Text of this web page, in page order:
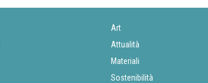
Art
Attualità
Materiali
Sostenibilità